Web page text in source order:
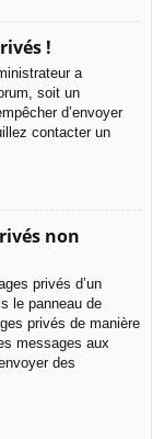
!
a
soit un
d’envoyer
contacter un
non
privés d’un
le panneau de
privés de manière
messages aux
des